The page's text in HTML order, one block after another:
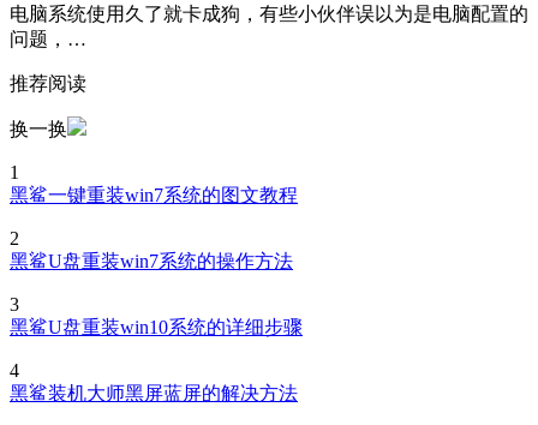
电脑系统使用久了就卡成狗，有些小伙伴误以为是电脑配置的
问题，…
推荐阅读
换一换
1
黑鲨一键重装win7系统的图文教程
2
黑鲨U盘重装win7系统的操作方法
3
黑鲨U盘重装win10系统的详细步骤
4
黑鲨装机大师黑屏蓝屏的解决方法